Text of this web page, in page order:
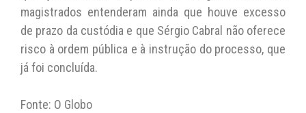
magistrados entenderam ainda que houve excesso
de prazo da custódia e que Sérgio Cabral não oferece
risco à ordem pública e à instrução do processo, que
já foi concluída.
Fonte: O Globo